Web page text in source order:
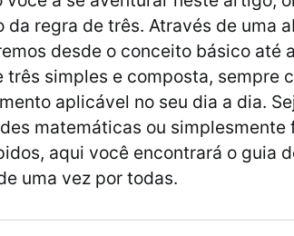
da regra de três. Através de uma
desde o conceito básico até
três simples e composta, sempre
aplicável no seu dia a dia.
matemáticas ou
aqui você encontrará o guia
uma vez por todas.